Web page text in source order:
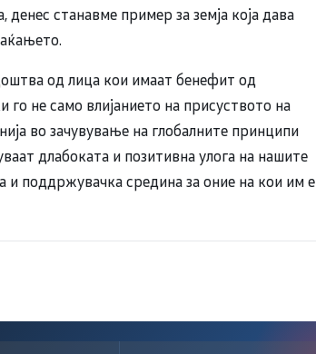
станавме пример за земја која дава
од лица кои имаат бенефит од
не само влијанието на присуството на
во зачувување на глобалните принципи
длабоката и позитивна улога на нашите
и поддржувачка средина за оние на кои им е